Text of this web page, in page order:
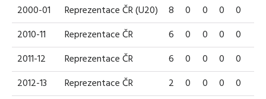
2000-01 Reprezentace ČR (U20) 8 0 0 0
0
2010-11
Reprezentace ČR 6 0 0 0
0
2011-12
Reprezentace ČR 6 0 0 0
0
2012-13
Reprezentace ČR 2 0 0 0
0